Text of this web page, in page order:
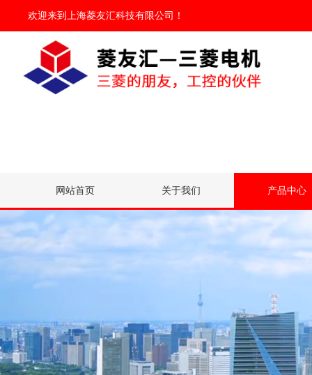
欢迎来到 上海菱友汇科技有限公司 ！
网站首页 关于我们 产品中心